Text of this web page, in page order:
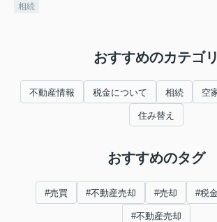
相続
おすすめのカテゴリ
不動産情報 税金について 相続 空
住み替え
おすすめのタグ
#売買 #不動産売却 #売却 #税
#不動産売却